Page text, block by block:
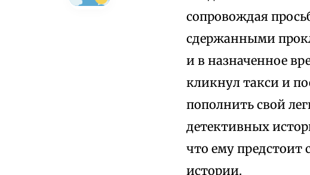
сопровождая
сдержанными
и в назначенное
кликнул такси и
пополнить свой
детективных
что ему предстоит
истории.